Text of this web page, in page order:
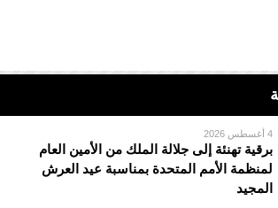
4 أغسطس 2026
برقية تهنئة إلى جلالة الملك من الأمين العام
لمنظمة الأمم المتحدة بمناسبة عيد العرش
المجيد